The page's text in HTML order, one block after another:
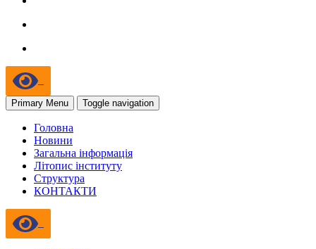
Primary Menu Toggle navigation
Головна
Новини
Загальна інформація
Літопис інституту
Структура
КОНТАКТИ